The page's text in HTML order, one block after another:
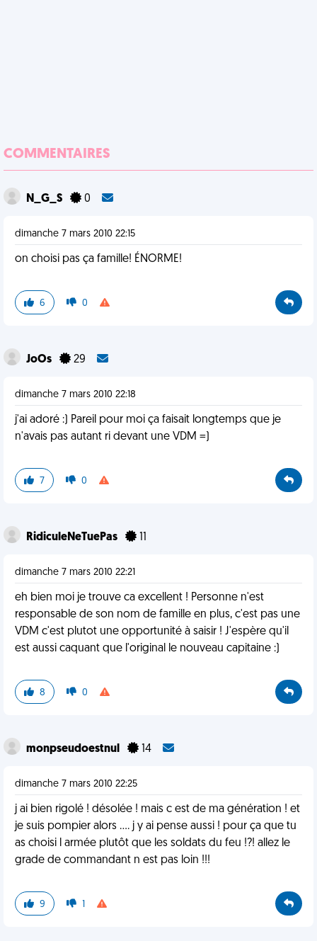
COMMENTAIRES
N_G_S 0
dimanche 7 mars 2010 22:15
on choisi pas ça famille! ÉNORME!
6 0
JoOs 29
dimanche 7 mars 2010 22:18
j'ai adoré :) Pareil pour moi ça faisait longtemps que je
n'avais pas autant ri devant une VDM =)
7 0
RidiculeNeTuePas
dimanche 7 mars 2010 22:21
eh bien moi je trouve ca excellent ! Personne n'est
responsable de son nom de famille en plus, c'est pas une
VDM c'est plutot une opportunité à saisir ! J'espère qu'il
est aussi caquant que l'original le nouveau capitaine :)
8 0
monpseudoestnul 14
dimanche 7 mars 2010 22:25
j ai bien rigolé ! désolée ! mais c est de ma génération ! et
je suis pompier alors .... j y ai pense aussi ! pour ça que tu
as choisi l armée plutôt que les soldats du feu !?! allez le
grade de commandant n est pas loin !!!
9 1